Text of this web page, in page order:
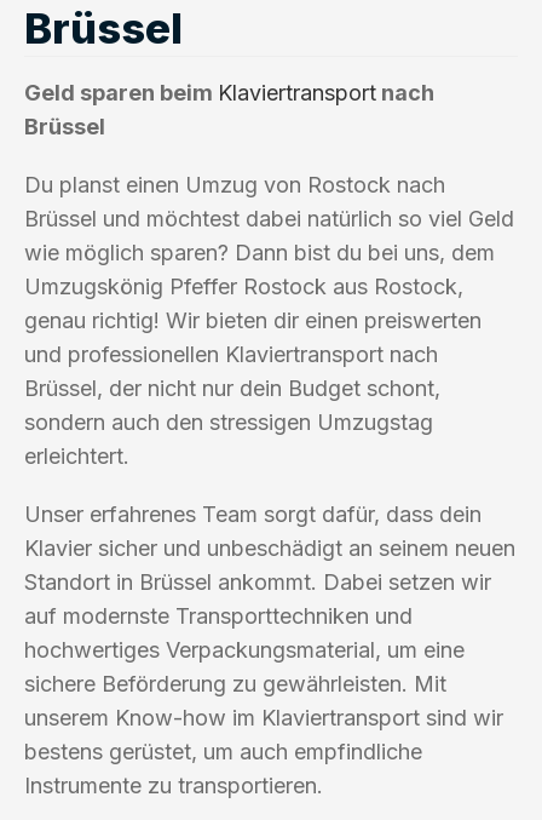
Brüssel
Geld sparen beim Klaviertransport nach
Brüssel
Du planst einen Umzug von Rostock nach
Brüssel und möchtest dabei natürlich so viel Geld
wie möglich sparen? Dann bist du bei uns, dem
Umzugskönig Pfeffer Rostock aus Rostock,
genau richtig! Wir bieten dir einen preiswerten
und professionellen Klaviertransport nach
Brüssel, der nicht nur dein Budget schont,
sondern auch den stressigen Umzugstag
erleichtert.
Unser erfahrenes Team sorgt dafür, dass dein
Klavier sicher und unbeschädigt an seinem neuen
Standort in Brüssel ankommt. Dabei setzen wir
auf modernste Transporttechniken und
hochwertiges Verpackungsmaterial, um eine
sichere Beförderung zu gewährleisten. Mit
unserem Know-how im Klaviertransport sind wir
bestens gerüstet, um auch empfindliche
Instrumente zu transportieren.